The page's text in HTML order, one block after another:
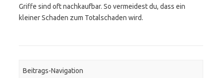
Griffe sind oft nachkaufbar. So vermeidest du, dass ein
kleiner Schaden zum Totalschaden wird.
Beitrags-Navigation